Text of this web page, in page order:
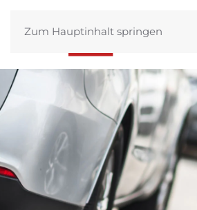
Zum Hauptinhalt springen